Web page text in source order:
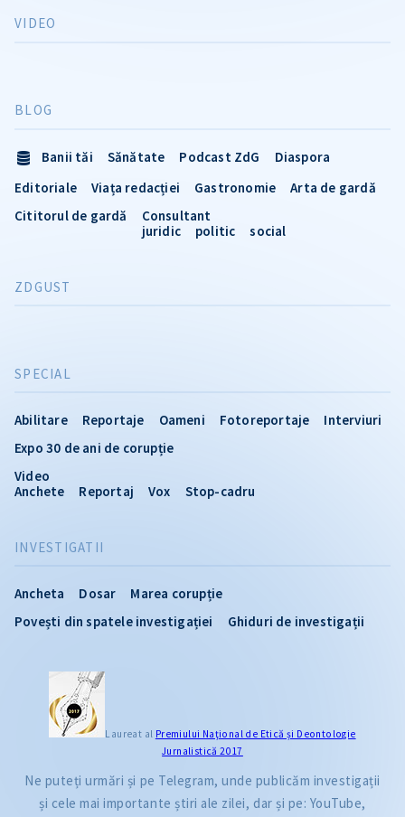
INVESTIGATII
Ancheta Dosar
Marea corupție
Povești din spatele investigației
Ghiduri de investigații
VIDEO
SPECIAL
Abilitare Reportaje Oameni Fotoreportaje
Interviuri
Expo 30 de ani de corupție
Video
Anchete
Reportaj Vox Stop-cadru
BLOG
Banii tăi Sănătate Podcast ZdG
Diaspora
Editoriale
Viața redacției Gastronomie
Arta de gardă
Cititorul de gardă
Consultant
juridic
politic social
ZDGUST
Laureat al Premiului Naţional de Etică și Deontologie
Jurnalistică 2017
Ne puteți urmări și pe Telegram, unde publicăm investigații
și cele mai importante știri ale zilei, dar și pe: YouTube,